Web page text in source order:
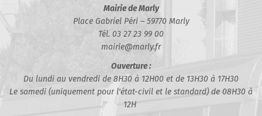
Mairie de Marly
Place Gabriel Péri – 59770 Marly
Tél. 03 27 23 99 00
mairie@marly.fr
Ouverture :
Du lundi au vendredi de 8H30 à 12H00 et de 13H30 à 17H30
Le samedi (uniquement pour l'état-civil et le standard) de 08H30 à
12H